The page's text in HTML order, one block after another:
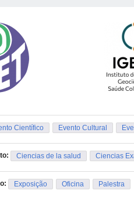
Científico Evento Cultural
Ciencias de la salud Ciencias
Exposição Oficina Palestra